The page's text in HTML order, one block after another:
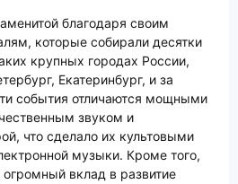
благодаря своим
которые собирали десятки
крупных городах России,
Екатеринбург, и за
события отличаются мощными
звуком и
что сделало их культовыми
музыки. Кроме того,
вклад в развитие